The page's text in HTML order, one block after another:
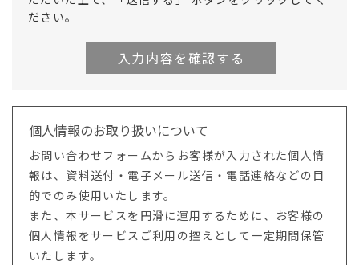
ださい。
個人情報のお取り扱いについて
お問い合わせフォームからお客様が入力された個人情
報は、資料送付・電子メール送信・電話連絡などの目
的でのみ使用いたします。
また、本サービスを円滑に運用するために、お客様の
個人情報をサービスご利用の控えとして一定期間保管
いたします。